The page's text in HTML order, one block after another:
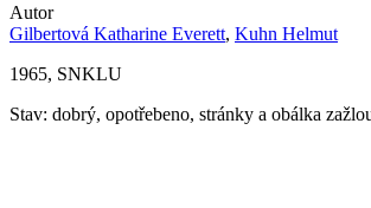
Autor
Gilbertová Katharine Everett, Kuhn Helmut
1965, SNKLU
Stav: dobrý, opotřebeno, stránky a obálka